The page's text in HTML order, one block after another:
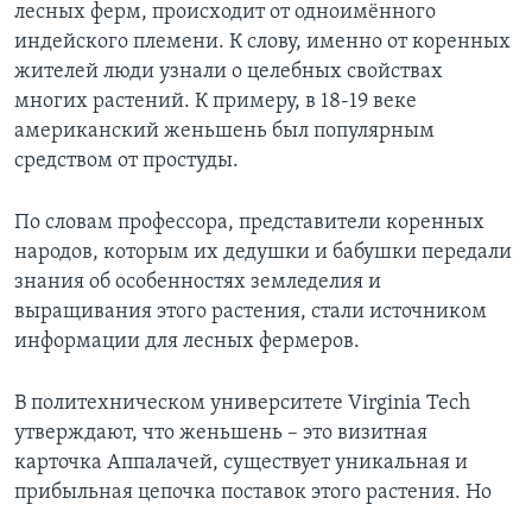
лесных ферм, происходит от одноимённого
индейского племени. К слову, именно от коренных
жителей люди узнали о целебных свойствах
многих растений. К примеру, в 18-19 веке
американский женьшень был популярным
средством от простуды.
По словам профессора, представители коренных
народов, которым их дедушки и бабушки передали
знания об особенностях земледелия и
выращивания этого растения, стали источником
информации для лесных фермеров.
В политехническом университете Virginia Tech
утверждают, что женьшень – это визитная
карточка Аппалачей, существует уникальная и
прибыльная цепочка поставок этого растения. Но